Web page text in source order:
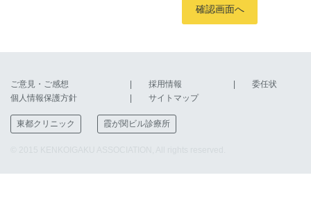
ご意見・ご感想 採用情報
委任状
個人情報保護方針
サイトマップ
東都クリニック 霞が関ビル診療所